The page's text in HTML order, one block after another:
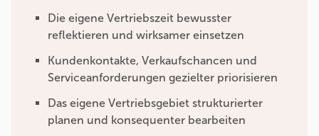
Die eigene Vertriebszeit bewusster
reflektieren und wirksamer einsetzen
Kundenkontakte, Verkaufschancen und
Serviceanforderungen gezielter priorisieren
Das eigene Vertriebsgebiet strukturierter
planen und konsequenter bearbeiten